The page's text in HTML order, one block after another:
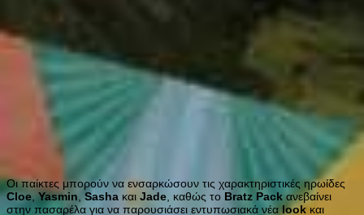
Οι παίκτες μπορούν να ενσαρκώσουν τις χαρακτηριστικές ηρωίδες
Cloe,Yasmin ,Sasha και Jade , καθώς το Bratz Packανεβαίνει
στην πασαρέλα για να παρουσιάσει εντυπωσιακά νέαlookκαι